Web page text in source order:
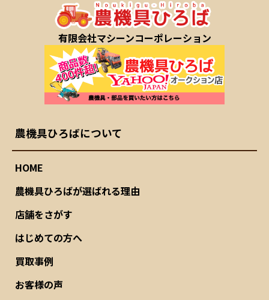
有限会社マシーンコーポレーション
農機具ひろばについて
HOME
農機具ひろばが選ばれる理由
店舗をさがす
はじめての方へ
買取事例
お客様の声